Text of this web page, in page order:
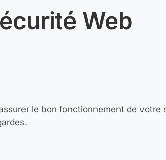
Web
le bon fonctionnement de votre